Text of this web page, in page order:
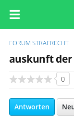
FORUM STRAFRECHT
auskunft der
0
Antworten